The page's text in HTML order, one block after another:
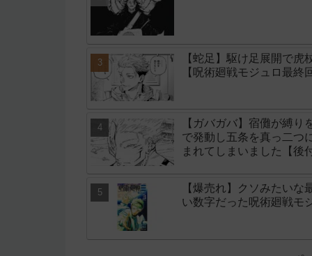
【蛇足】駆け足展開で
【呪術廻戦モジュロ最終
【ガバガバ】宿儺が縛
で発動し五条を真っ二つ
まれてしまいました【後
【爆売れ】クソみたい
い数字だった呪術廻戦モ